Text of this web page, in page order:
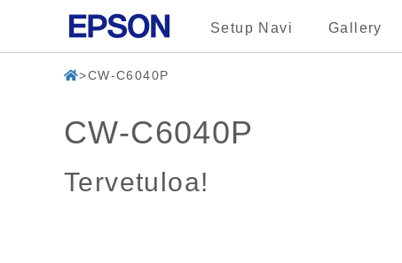
Setup Navi Gallery
CW-C6040P
CW-C6040P
Tervetuloa!